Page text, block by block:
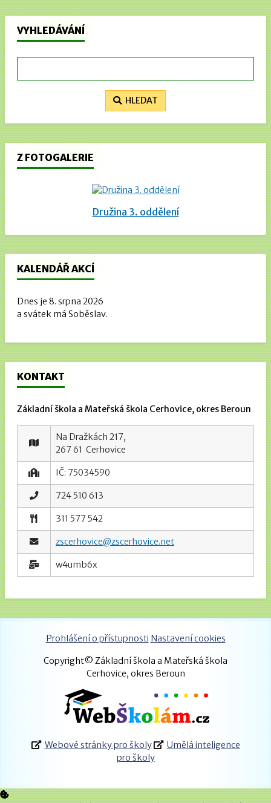
VYHLEDÁVÁNÍ
HLEDAT
Z FOTOGALERIE
Družina 3. oddělení
KALENDÁŘ AKCÍ
Dnes je 8. srpna 2026
a svátek má Soběslav.
KONTAKT
Základní škola a Mateřská škola Cerhovice, okres Beroun
Na Dražkách 217,
267 61 Cerhovice
IČ: 75034590
724 510 613
311 577 542
zscerhovice@zscerhovice.net
w4umb6x
Prohlášení o přístupnosti Nastavení cookies
Copyright© Základní škola a Mateřská škola
Cerhovice, okres Beroun
Webové stránky pro školy
Umělá inteligence
pro školy